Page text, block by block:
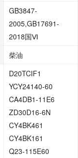
GB3847-
2005,GB17691-
2018国Ⅵ
柴油
D20TCIF1
YCY24140-60
CA4DB1-11E6
ZD30D16-6N
CY4BK461
CY4BK161
Q23-115E60